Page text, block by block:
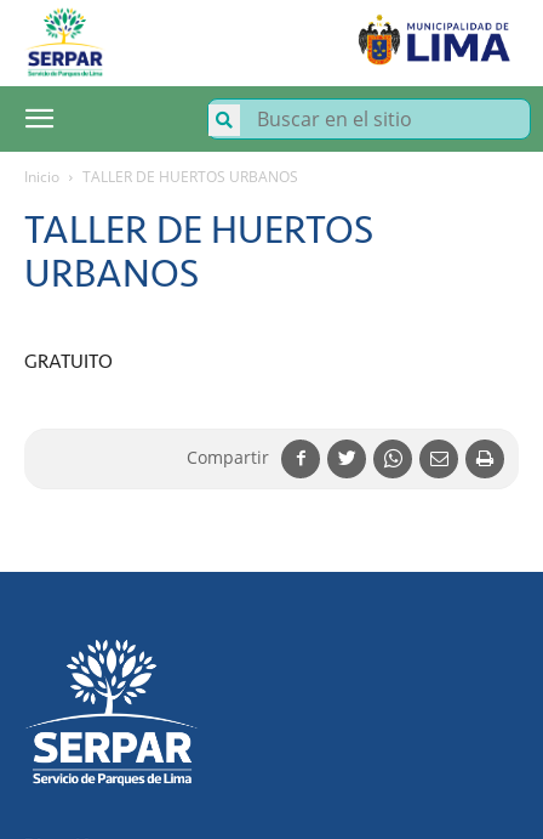
SERPAR
Servicio
de
Parques
Inicio TALLER DE HUERTOS URBANOS
TALLER DE HUERTOS
URBANOS
GRATUITO
Compartir